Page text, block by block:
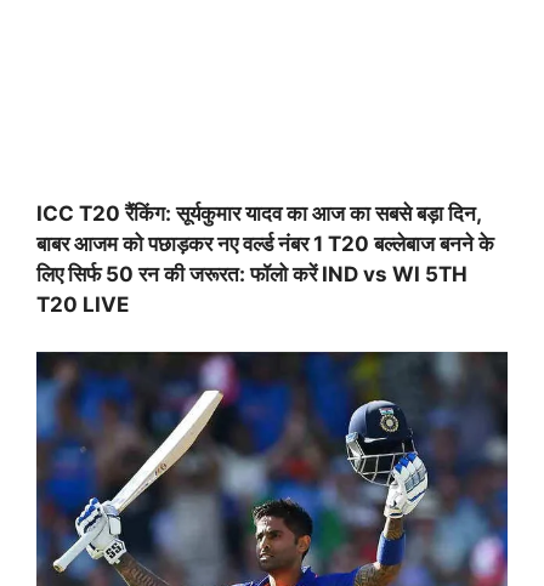
ICC T20 रैंकिंग: सूर्यकुमार यादव का आज का सबसे बड़ा दिन,
बाबर आजम को पछाड़कर नए वर्ल्ड नंबर 1 T20 बल्लेबाज बनने के
लिए सिर्फ 50 रन की जरूरत: फॉलो करें IND vs WI 5TH
T20 LIVE